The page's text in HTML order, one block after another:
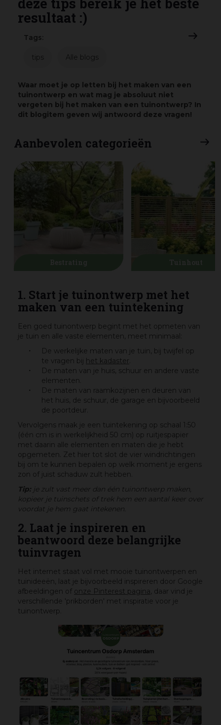
resultaat :)
Tags:
tips Alle blogs
Waar moet je op letten bij het maken van een
tuinontwerp en wat mag je absoluut niet
vergeten bij het maken van een tuinontwerp? In
dit blogitem geven wij antwoord deze vragen!
Aanbevolen categorieën
1. Start je tuinontwerp met het
maken van een tuintekening
Een goed tuinontwerp begint met het opmeten van
je tuin en alle vaste elementen, meet minimaal:
De werkelijke maten van je tuin, bij twijfel op
te vragen bij het kadaster
De maten van je huis, schuur en andere vaste
elementen.
De maten van raamkozijnen en deuren van
het huis, de schuur, de garage en bijvoorbeeld
de poortdeur.
Vervolgens maak je een tuintekening op schaal 1:50
(één cm is in werkelijkheid 50 cm) op ruitjespapier
met daarin alle elementen en maten die je hebt
opgemeten. Zet hier tot slot de vier windrichtingen
bij om te kunnen bepalen op welk moment je ergens
zon of juist schaduw zult hebben.
Tip: je zult vast meer dan één tuinontwerp maken,
kopieer je tuinschets of trek hem een aantal keer over
voordat je hem gaat intekenen.
2. Laat je inspireren en
beantwoord deze belangrijke
tuinvragen
Het internet staat vol met mooie tuinontwerpen en
tuinideeën, laat je bijvoorbeeld inspireren door Google
afbeeldingen of onze Pinterest pagina , daar vind je
verschillende 'prikborden' met inspiratie voor je
tuinontwerp.